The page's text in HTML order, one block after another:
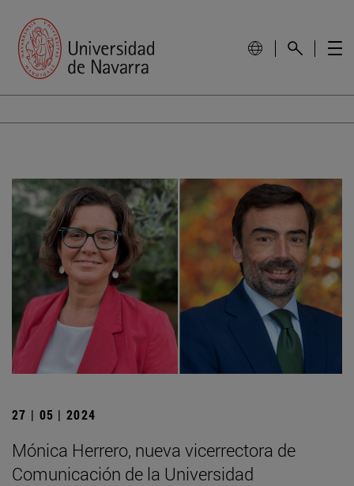
27 | 05 | 2024
Mónica Herrero, nueva vicerrectora de
Comunicación de la Universidad